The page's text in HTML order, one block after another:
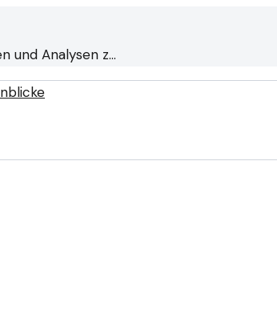
und Analysen z…